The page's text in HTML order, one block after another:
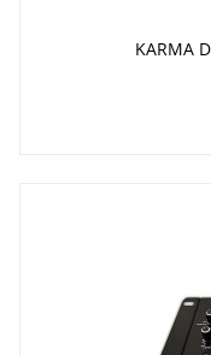
KARMA